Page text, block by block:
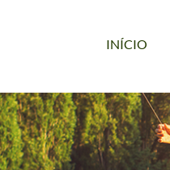
INÍCIO